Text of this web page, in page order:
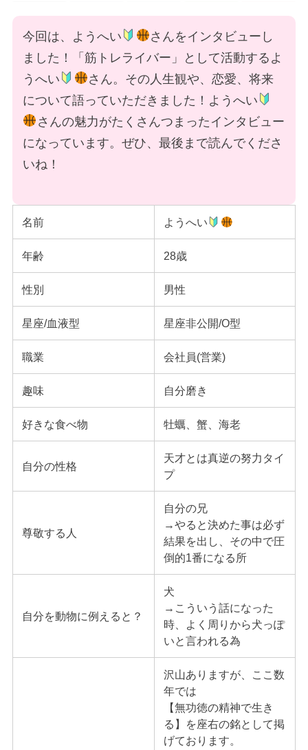
今回は、ようへい
さんをインタビューし
ました！「筋トレライバー」として活動するよ
うへい
さん。その人生観や、恋愛、将来
について語っていただきました！ようへい
さんの魅力がたくさんつまったインタビュー
になっています。ぜひ、最後まで読んでくださ
いね！
名前 ようへい
年齢 28歳
性別 男性
星座/血液型 星座非公開/O型
職業 会社員(営業)
趣味 自分磨き
好きな食べ物 牡蠣、蟹、海老
自分の性格
天才とは真逆の努力タイ
プ
尊敬する人
自分の兄
→やると決めた事は必ず
結果を出し、その中で圧
倒的1番になる所
自分を動物に例えると？
犬
→こういう話になった
時、よく周りから犬っぽ
いと言われる為
沢山ありますが、ここ数
年では
【無功徳の精神で生き
る】を座右の銘として掲
げております。